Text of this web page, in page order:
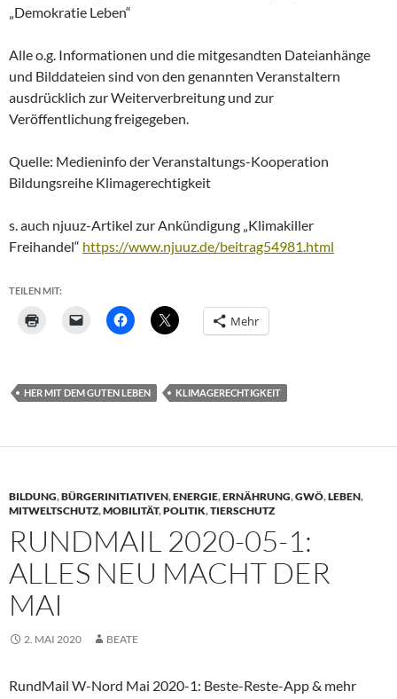
„Demokratie Leben“
Alle o.g. Informationen und die mitgesandten Dateianhänge
und Bilddateien sind von den genannten Veranstaltern
ausdrücklich zur Weiterverbreitung und zur
Veröffentlichung freigegeben.
Quelle: Medieninfo der Veranstaltungs-Kooperation
Bildungsreihe Klimagerechtigkeit
s. auch njuuz-Artikel zur Ankündigung „Klimakiller
Freihandel“ https://www.njuuz.de/beitrag54981.html
TEILEN MIT:
Mehr
HER MIT DEM GUTEN LEBEN KLIMAGERECHTIGKEIT
BILDUNG,BÜRGERINITIATIVEN,ENERGIE,ERNÄHRUNG,GWÖ,LEBEN,
MITWELTSCHUTZ,MOBILITÄT,POLITIK,TIERSCHUTZ
RUNDMAIL 2020-05-1:
ALLES NEU MACHT DER
MAI
2. MAI 2020 BEATE
RundMail W-Nord Mai 2020-1: Beste-Reste-App & mehr